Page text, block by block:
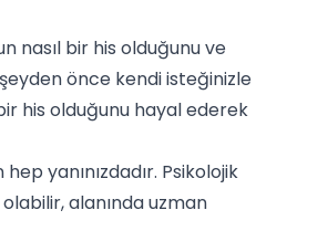
nasıl bir his olduğunu ve
önce kendi isteğinizle
his olduğunu hayal ederek
yanınızdadır. Psikolojik
olabilir, alanında uzman